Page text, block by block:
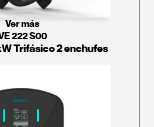
Ver más
222 S00
Trifásico 2 enchufes